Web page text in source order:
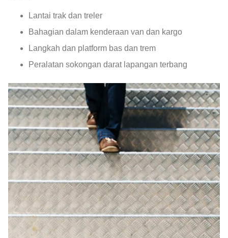
Lantai trak dan treler
Bahagian dalam kenderaan van dan kargo
Langkah dan platform bas dan trem
Peralatan sokongan darat lapangan terbang